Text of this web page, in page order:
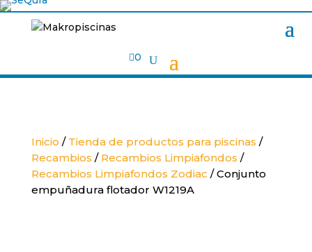
0
Inicio / Tienda de productos para piscinas /
Recambios / Recambios Limpiafondos /
Recambios Limpiafondos Zodiac / Conjunto
empuñadura flotador W1219A